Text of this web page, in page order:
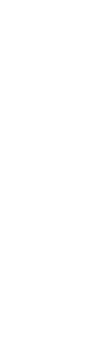
di una
rifugio nel
unica di